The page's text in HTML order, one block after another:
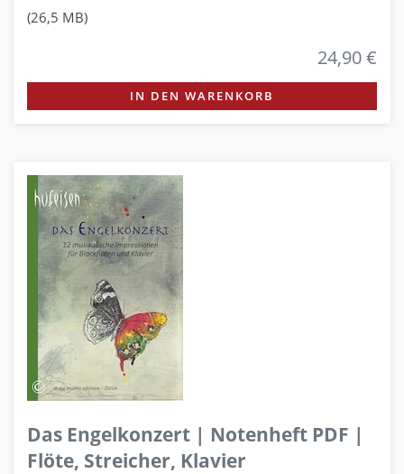
(26,5 MB)
24,90 €
IN DEN WARENKORB
Das Engelkonzert | Notenheft PDF |
Flöte, Streicher, Klavier